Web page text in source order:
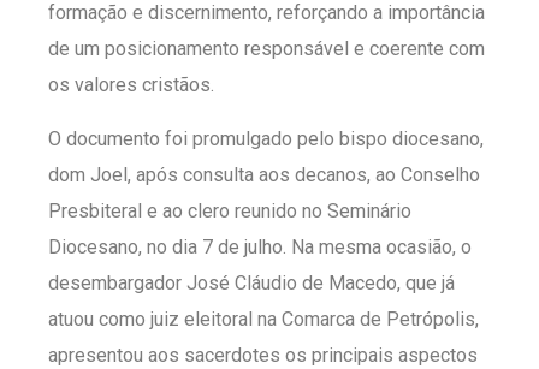
formação e discernimento, reforçando a importância
de um posicionamento responsável e coerente com
os valores cristãos.
O documento foi promulgado pelo bispo diocesano,
dom Joel, após consulta aos decanos, ao Conselho
Presbiteral e ao clero reunido no Seminário
Diocesano, no dia 7 de julho. Na mesma ocasião, o
desembargador José Cláudio de Macedo, que já
atuou como juiz eleitoral na Comarca de Petrópolis,
apresentou aos sacerdotes os principais aspectos